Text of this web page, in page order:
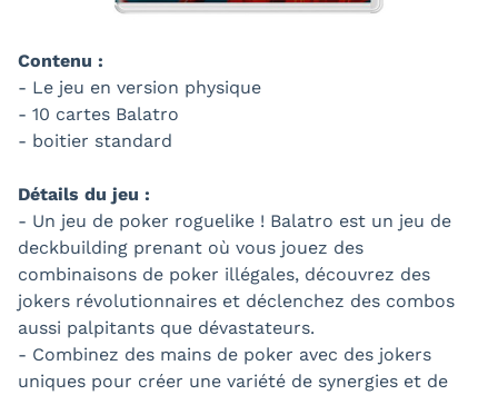
Contenu :
- Le jeu en version physique
- 10 cartes Balatro
- boitier standard
Détails du jeu :
- Un jeu de poker roguelike ! Balatro est un jeu de
deckbuilding prenant où vous jouez des
combinaisons de poker illégales, découvrez des
jokers révolutionnaires et déclenchez des combos
aussi palpitants que dévastateurs.
- Combinez des mains de poker avec des jokers
uniques pour créer une variété de synergies et de